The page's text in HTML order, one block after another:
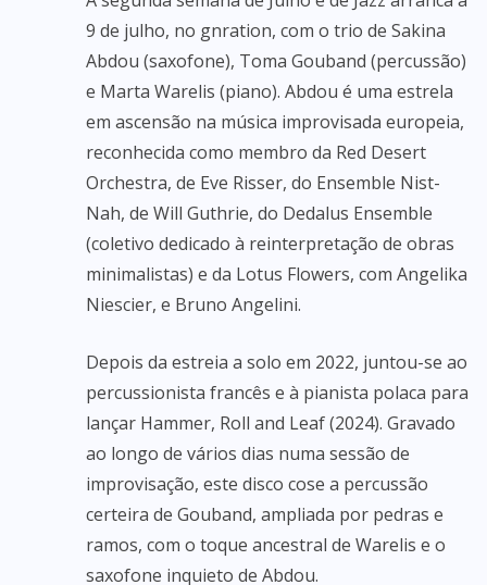
9 de julho, no gnration, com o trio de Sakina
Abdou (saxofone), Toma Gouband (percussão)
e Marta Warelis (piano). Abdou é uma estrela
em ascensão na música improvisada europeia,
reconhecida como membro da Red Desert
Orchestra, de Eve Risser, do Ensemble Nist-
Nah, de Will Guthrie, do Dedalus Ensemble
(coletivo dedicado à reinterpretação de obras
minimalistas) e da Lotus Flowers, com Angelika
Niescier, e Bruno Angelini.
Depois da estreia a solo em 2022, juntou-se ao
percussionista francês e à pianista polaca para
lançar Hammer, Roll and Leaf (2024). Gravado
ao longo de vários dias numa sessão de
improvisação, este disco cose a percussão
certeira de Gouband, ampliada por pedras e
ramos, com o toque ancestral de Warelis e o
saxofone inquieto de Abdou.